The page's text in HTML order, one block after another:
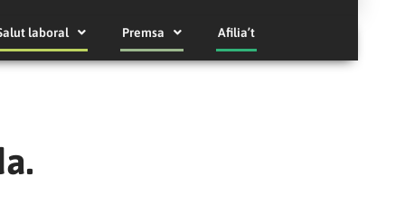
laboral Premsa Afilia’t